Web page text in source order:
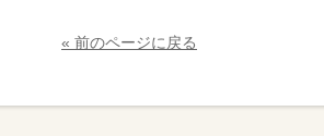
« 前のページに戻る